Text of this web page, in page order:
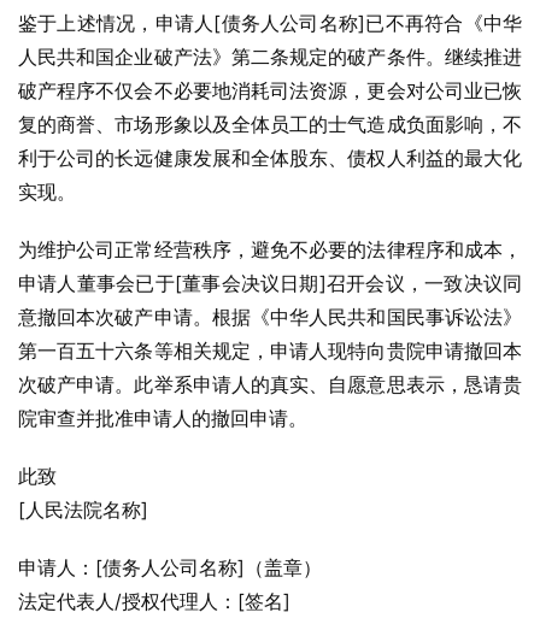
鉴于上述情况，申请人[债务人公司名称]已不再符合《中华
人民共和国企业破产法》第二条规定的破产条件。继续推进
破产程序不仅会不必要地消耗司法资源，更会对公司业已恢
复的商誉、市场形象以及全体员工的士气造成负面影响，不
利于公司的长远健康发展和全体股东、债权人利益的最大化
实现。
为维护公司正常经营秩序，避免不必要的法律程序和成本，
申请人董事会已于[董事会决议日期]召开会议，一致决议同
意撤回本次破产申请。根据《中华人民共和国民事诉讼法》
第一百五十六条等相关规定，申请人现特向贵院申请撤回本
次破产申请。此举系申请人的真实、自愿意思表示，恳请贵
院审查并批准申请人的撤回申请。
此致
[人民法院名称]
申请人：[债务人公司名称]（盖章）
法定代表人/授权代理人：[签名]